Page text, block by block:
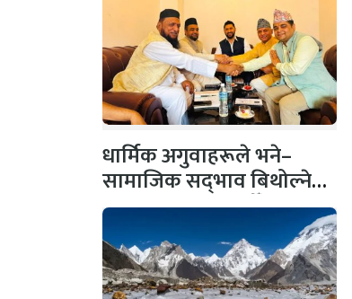
धार्मिक अगुवाहरूले भने–
सामाजिक सद्‌भाव बिथोल्ने
कार्यमा संलग्न नहोऔँ